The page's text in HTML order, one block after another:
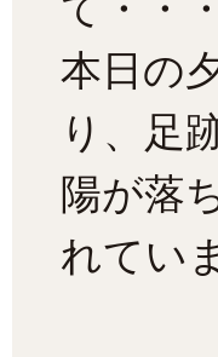
て・・
本日の
り、足
陽が落
れてい